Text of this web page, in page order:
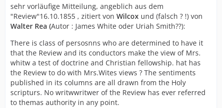
sehr vorläufige Mitteilung, angeblich aus dem
"Review"16.10.1855 , zitiert von Wilcox und (falsch ? !) von
Walter Rea (Autor : James White oder Uriah Smith??):
There is class of persosnns who are determined to have it
that the Review and its conductors make the view of Mrs.
whitw a test of doctrine and Christian fellowship. hat has
the Review to do with Mrs.Wites views ? The sentiments
published in its columns are all drawn from the Holy
scripturs. No writwwritwer of the Review has ever referred
to themas authority in any point.